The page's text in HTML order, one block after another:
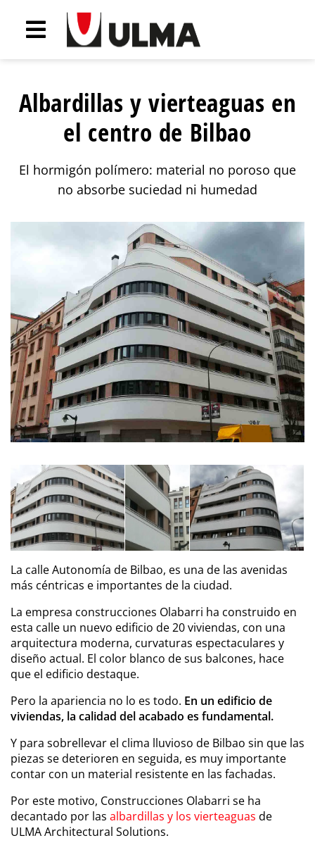
Albardillas y vierteaguas en
el centro de Bilbao
El hormigón polímero: material no poroso que
no absorbe suciedad ni humedad
La calle Autonomía de Bilbao, es una de las avenidas
más céntricas e importantes de la ciudad.
La empresa construcciones Olabarri ha construido en
esta calle un nuevo edificio de 20 viviendas, con una
arquitectura moderna, curvaturas espectaculares y
diseño actual. El color blanco de sus balcones, hace
que el edificio destaque.
Pero la apariencia no lo es todo. En un edificio de
viviendas, la calidad del acabado es fundamental.
Y para sobrellevar el clima lluvioso de Bilbao sin que las
piezas se deterioren en seguida, es muy importante
contar con un material resistente en las fachadas.
Por este motivo, Construcciones Olabarri se ha
decantado por las albardillas y los vierteaguas de
ULMA Architectural Solutions.